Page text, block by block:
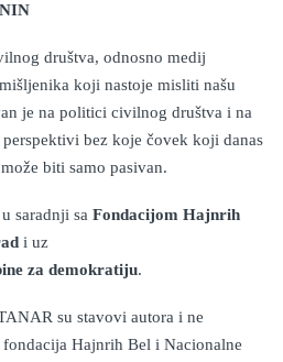
društva, odnosno medij
koji nastoje misliti našu
je na politici civilnog društva i na
bez koje čovek koji danas
biti samo pasivan.
u saradnji sa Fondacijom Hajnrih
i uz
e za demokratiju.
su stavovi autora i ne
fondacija Hajnrih Bel i Nacionalne